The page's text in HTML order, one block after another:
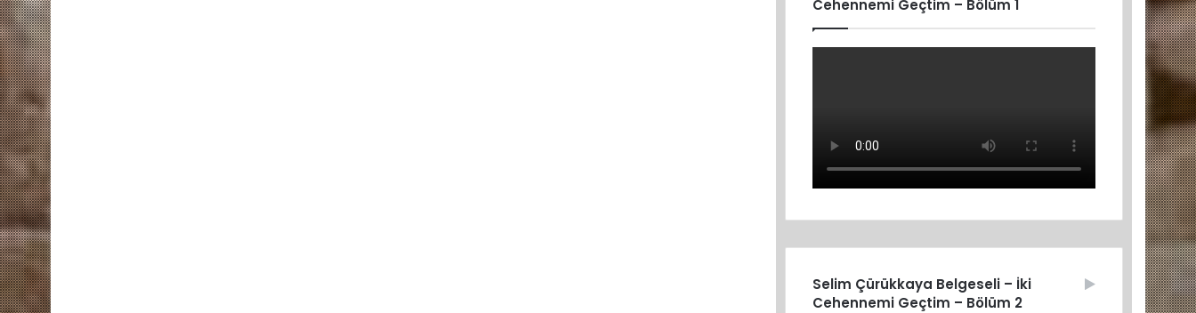
Cehennemi Geçtim – Bölüm 1
Selim Çürükkaya Belgeseli – İki
Cehennemi Geçtim – Bölüm 2